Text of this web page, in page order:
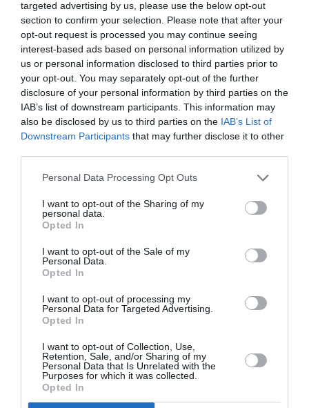
targeted advertising by us, please use the below opt-out
section to confirm your selection. Please note that after your
opt-out request is processed you may continue seeing
interest-based ads based on personal information utilized by
us or personal information disclosed to third parties prior to
your opt-out. You may separately opt-out of the further
disclosure of your personal information by third parties on the
IAB’s list of downstream participants. This information may
also be disclosed by us to third parties on the IAB’s List of
Downstream Participants that may further disclose it to other
Personal Data Processing Opt Outs
I want to opt-out of the Sharing of my
personal data.
Opted In
I want to opt-out of the Sale of my
Personal Data.
Opted In
I want to opt-out of processing my
Personal Data for Targeted Advertising.
Opted In
I want to opt-out of Collection, Use,
Retention, Sale, and/or Sharing of my
Personal Data that Is Unrelated with the
Purposes for which it was collected.
Opted In
Δείτε αυτή τη δημοσίευση στο Instagram.